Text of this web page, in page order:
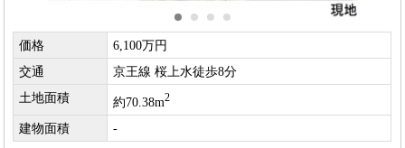
価格
6,100万円
交通
京王線 桜上水徒歩8分
土地面積
約70.38m2
建物面積 -